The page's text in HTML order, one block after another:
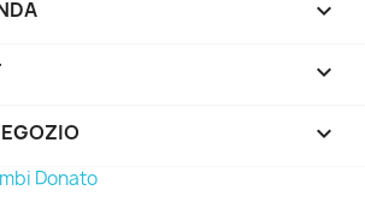


keyboard_arrow_down
Donato